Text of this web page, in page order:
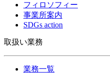
フィロソフィー
事業所案内
SDGs action
取扱い業務
業務一覧